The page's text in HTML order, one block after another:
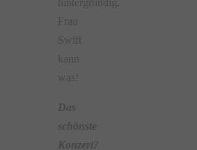
Frau
Swift
kann
was!
Das
schönste
Konzert?